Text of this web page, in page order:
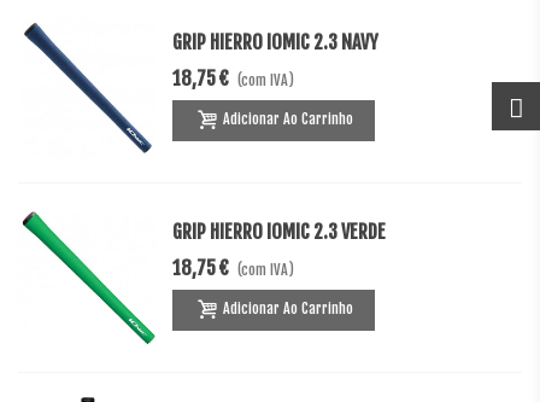
GRIP HIERRO IOMIC 2.3 NAVY
18,75 € (com IVA)
Adicionar Ao Carrinho
GRIP HIERRO IOMIC 2.3 VERDE
18,75 € (com IVA)
Adicionar Ao Carrinho